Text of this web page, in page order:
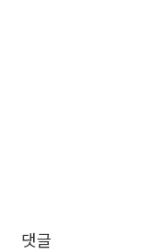
댓글